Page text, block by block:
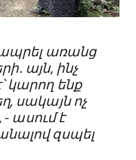
առանց
այն, ինչ
կարող ենք
սակայն ոչ
- ասում է
զսպել